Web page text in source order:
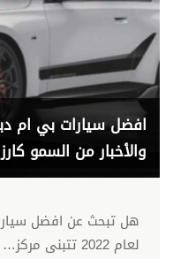
والأخبار من السمو كارز
لعام 2022 تتبنى مركز…